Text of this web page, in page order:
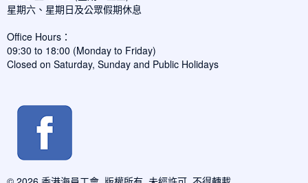
星期六、星期日及公眾假期休息
Office Hours：
09:30 to 18:00 (Monday to Friday)
Closed on Saturday, Sunday and Public Holidays